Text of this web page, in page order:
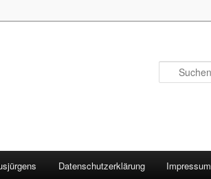
Datenschutzerklärung Impressum